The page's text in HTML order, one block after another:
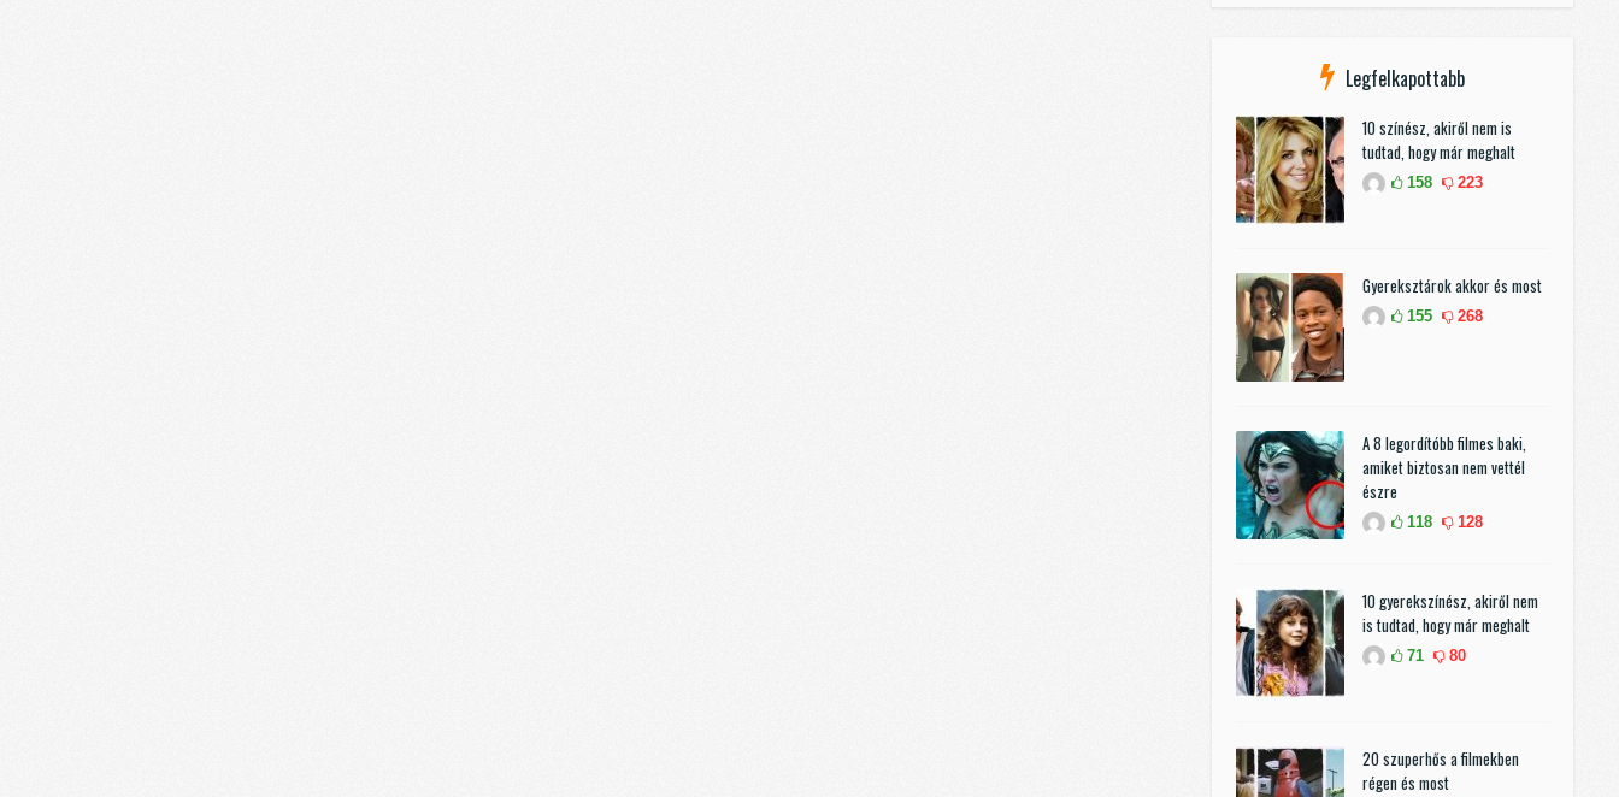
Legfelkapottabb
10 színész, akiről nem is
tudtad, hogy már meghalt
158 223
Gyereksztárok akkor és most
155 268
A 8 legordítóbb filmes baki,
amiket biztosan nem vettél
észre
118 128
10 gyerekszínész, akiről nem
is tudtad, hogy már meghalt
71 80
20 szuperhős a filmekben
régen és most